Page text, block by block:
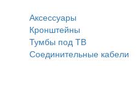
Аксессуары
Кронштейны
Тумбы под ТВ
Соединительные кабели